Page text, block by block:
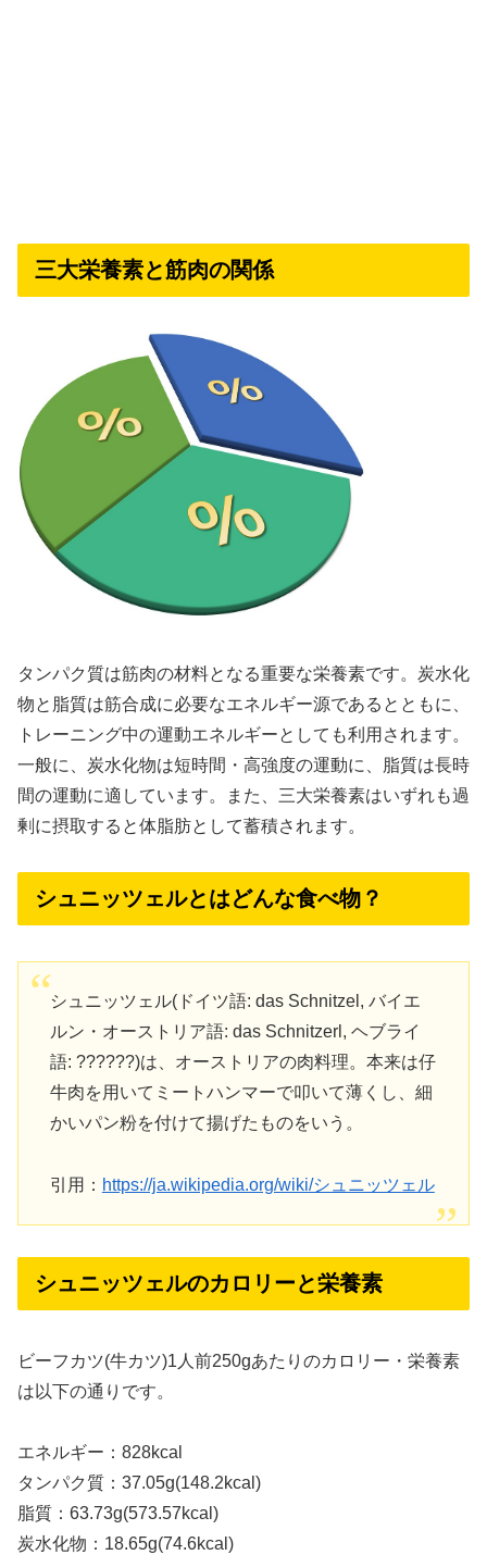
三大栄養素と筋肉の関係
タンパク質は筋肉の材料となる重要な栄養素です。炭水化
物と脂質は筋合成に必要なエネルギー源であるとともに、
トレーニング中の運動エネルギーとしても利用されます。
一般に、炭水化物は短時間・高強度の運動に、脂質は長時
間の運動に適しています。また、三大栄養素はいずれも過
剰に摂取すると体脂肪として蓄積されます。
シュニッツェルとはどんな食べ物？
シュニッツェル(ドイツ語: das Schnitzel, バイエ
ルン・オーストリア語: das Schnitzerl, ヘブライ
語: ??????)は、オーストリアの肉料理。本来は仔
牛肉を用いてミートハンマーで叩いて薄くし、細
かいパン粉を付けて揚げたものをいう。
引用： https://ja.wikipedia.org/wiki/シュニッツェル
シュニッツェルのカロリーと栄養素
ビーフカツ(牛カツ)1人前250gあたりのカロリー・栄養素
は以下の通りです。
エネルギー：828kcal
タンパク質：37.05g(148.2kcal)
脂質：63.73g(573.57kcal)
炭水化物：18.65g(74.6kcal)